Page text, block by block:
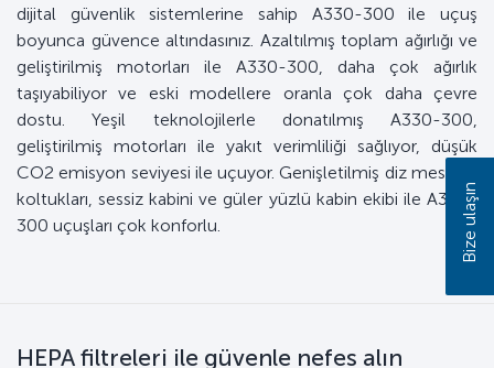
dijital güvenlik sistemlerine sahip A330-300 ile uçuş
boyunca güvence altındasınız. Azaltılmış toplam ağırlığı ve
geliştirilmiş motorları ile A330-300, daha çok ağırlık
taşıyabiliyor ve eski modellere oranla çok daha çevre
dostu. Yeşil teknolojilerle donatılmış A330-300,
geliştirilmiş motorları ile yakıt verimliliği sağlıyor, düşük
CO2 emisyon seviyesi ile uçuyor. Genişletilmiş diz mesafeli
koltukları, sessiz kabini ve güler yüzlü kabin ekibi ile A330-
300 uçuşları çok konforlu.
HEPA filtreleri ile güvenle nefes alın
Bize ulaşın